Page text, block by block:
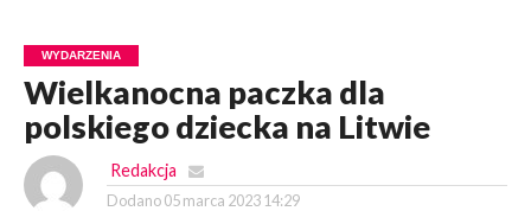
WYDARZENIA
Wielkanocna paczka dla
polskiego dziecka na Litwie
Redakcja
Dodano 05 marca 2023 14:29